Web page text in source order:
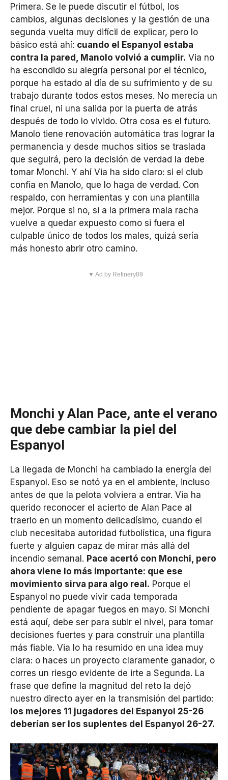
Primera. Se le puede discutir el fútbol, los
cambios, algunas decisiones y la gestión de una
segunda vuelta muy difícil de explicar, pero lo
básico está ahí: cuando el Espanyol estaba
contra la pared, Manolo volvió a cumplir. Via no
ha escondido su alegría personal por el técnico,
porque ha estado al día de su sufrimiento y de su
trabajo durante todos estos meses. No merecía un
final cruel, ni una salida por la puerta de atrás
después de todo lo vivido. Otra cosa es el futuro.
Manolo tiene renovación automática tras lograr la
permanencia y desde muchos sitios se traslada
que seguirá, pero la decisión de verdad la debe
tomar Monchi. Y ahí Via ha sido claro: si el club
confía en Manolo, que lo haga de verdad. Con
respaldo, con herramientas y con una plantilla
mejor. Porque si no, si a la primera mala racha
vuelve a quedar expuesto como si fuera el
culpable único de todos los males, quizá sería
más honesto abrir otro camino.
▼ Ad by Refinery89
Monchi y Alan Pace, ante el verano
que debe cambiar la piel del
Espanyol
La llegada de Monchi ha cambiado la energía del
Espanyol. Eso se notó ya en el ambiente, incluso
antes de que la pelota volviera a entrar. Via ha
querido reconocer el acierto de Alan Pace al
traerlo en un momento delicadísimo, cuando el
club necesitaba autoridad futbolística, una figura
fuerte y alguien capaz de mirar más allá del
incendio semanal. Pace acertó con Monchi, pero
ahora viene lo más importante: que ese
movimiento sirva para algo real. Porque el
Espanyol no puede vivir cada temporada
pendiente de apagar fuegos en mayo. Si Monchi
está aquí, debe ser para subir el nivel, para tomar
decisiones fuertes y para construir una plantilla
más fiable. Via lo ha resumido en una idea muy
clara: o haces un proyecto claramente ganador, o
corres un riesgo evidente de irte a Segunda. La
frase que define la magnitud del reto la dejó
nuestro directo ayer en la transmisión del partido:
los mejores 11 jugadores del Espanyol 25-26
deberían ser los suplentes del Espanyol 26-27.